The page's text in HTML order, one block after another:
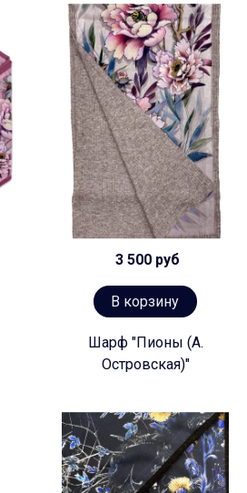
3 500 руб
В корзину
Шарф "Пионы (А.
Островская)"